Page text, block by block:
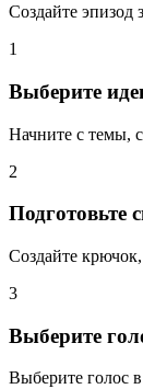
Создайте эпизод
1
Выберите
Начните с темы,
2
Подготовьте
Создайте
3
Выберите
Выберите голос в